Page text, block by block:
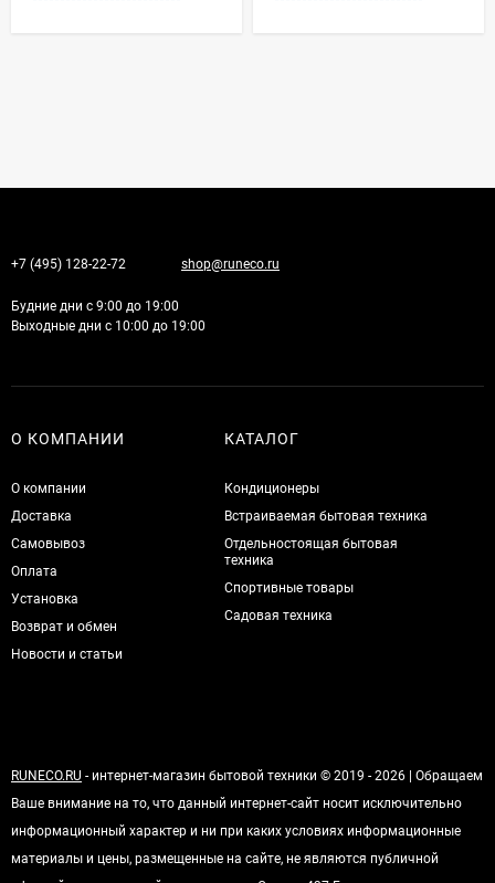
+7 (495) 128-22-72 shop@runeco.ru
Будние дни с 9:00 до 19:00
Выходные дни с 10:00 до 19:00
О КОМПАНИИ
О компании
Доставка
Самовывоз
Оплата
Установка
Возврат и обмен
Новости и статьи
КАТАЛОГ
Кондиционеры
Встраиваемая бытовая техника
Отдельностоящая бытовая
техника
Спортивные товары
Садовая техника
RUNECO.RU - интернет-магазин бытовой техники © 2019 - 2026 | Обращаем
Ваше внимание на то, что данный интернет-сайт носит исключительно
информационный характер и ни при каких условиях информационные
материалы и цены, размещенные на сайте, не являются публичной